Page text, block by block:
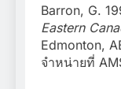
Barron, G.
Eastern
Edmonton,
จำหน่ายที่